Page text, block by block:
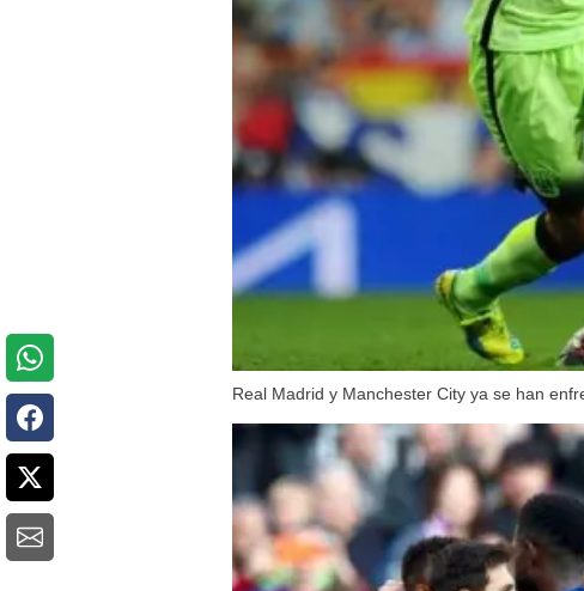
Real Madrid y Manchester City ya se han